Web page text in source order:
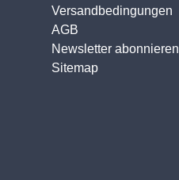
Versandbedingungen
AGB
Newsletter abonnieren
Sitemap